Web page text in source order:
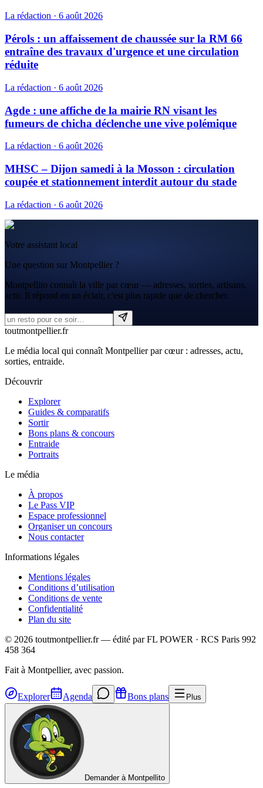
La rédaction · 6 août 2026
Pérols : un affaissement de chaussée sur la RM 66
entraîne des travaux d'urgence et une circulation
réduite
La rédaction · 6 août 2026
Agde : une affiche de la mairie RN visant les
fumeurs de chicha déclenche une vive polémique
La rédaction · 6 août 2026
MHSC – Dijon samedi à la Mosson : circulation
coupée et stationnement interdit autour du stade
La rédaction · 6 août 2026
Votre assistant local
Une question sur Montpellier ?
Montpellito connaît la ville par cœur — adresses, sorties, artisans,
actu. Il répond en un éclair, c'est plus rapide que de chercher.
toutmontpellier.fr
Le média local qui connaît Montpellier par cœur : adresses, actu,
sorties, entraide.
Découvrir
Explorer
Guides & comparatifs
Sortir
Bons plans & concours
Entraide
Portraits
Le média
À propos
Le Pass VIP
Espace professionnel
Organiser un concours
Nous contacter
Informations légales
Mentions légales
Conditions d’utilisation
Conditions de vente
Confidentialité
Plan du site
© 2026 toutmontpellier.fr — édité parFL POWER · RCS Paris 992
458 364
Fait à Montpellier, avec passion.
Explorer Agenda Bons plans Plus
Demander à Montpellito